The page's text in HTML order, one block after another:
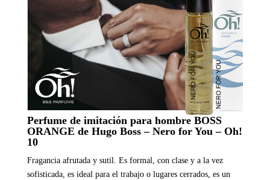
Perfume de imitación para hombre BOSS
ORANGE de Hugo Boss – Nero for You – Oh!
10
Fragancia afrutada y sutil. Es formal, con clase y a la vez
sofisticada, es ideal para el trabajo o lugares cerrados, es un